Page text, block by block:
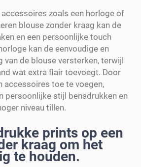
zoals een horloge of
blouse zonder kraag kan de
en een persoonlijke touch
kan de eenvoudige en
van de blouse versterken, terwijl
wat extra flair toevoegt. Door
accessoires toe te voegen,
persoonlijke stijl benadrukken en
niveau tillen.
prints op een
kraag om het
te houden.